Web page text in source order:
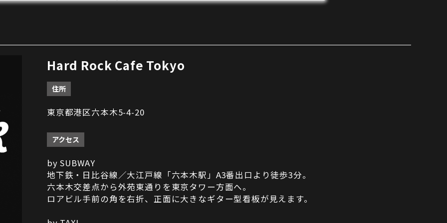
Hard Rock Cafe Tokyo
住所
東京都港区六本木5-4-20
アクセス
by SUBWAY
地下鉄・日比谷線／大江戸線「六本木駅」A3番出口より徒歩3分。
六本木交差点から外苑東通りを東京タワー方面へ。
ロアビル手前の角を右折、正面に大きなギター型看板が見えます。